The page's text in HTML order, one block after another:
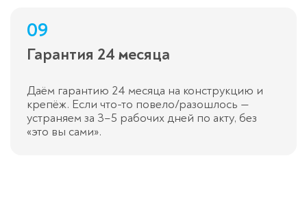
09
Гарантия 24 месяца
Даём гарантию 24 месяца на конструкцию и
крепёж. Если что-то повело/разошлось —
устраняем за 3–5 рабочих дней по акту, без
«это вы сами».